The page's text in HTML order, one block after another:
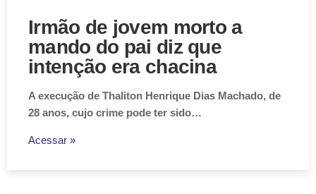
Irmão de jovem morto a
mando do pai diz que
intenção era chacina
A execução de Thaliton Henrique Dias Machado, de
28 anos, cujo crime pode ter sido…
Acessar »